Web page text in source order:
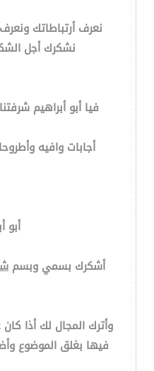
نعرف أرتباطاتك
نشكرك أجل
فيا أبو أبراهيم
أجابات وافيه
أبو
أشكرك بسمي وبسم
وأترك المجال لك أذا
فيها بغلق الموضوع